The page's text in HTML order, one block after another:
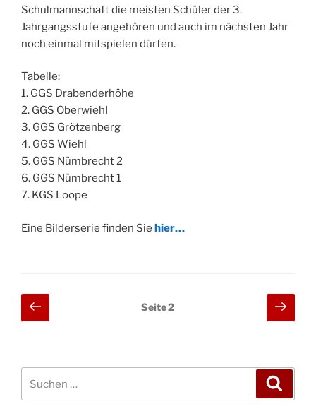
Schulmannschaft die meisten Schüler der 3.
Jahrgangsstufe angehören und auch im nächsten Jahr
noch einmal mitspielen dürfen.
Tabelle:
1. GGS Drabenderhöhe
2. GGS Oberwiehl
3. GGS Grötzenberg
4. GGS Wiehl
5. GGS Nümbrecht 2
6. GGS Nümbrecht 1
7. KGS Loope
Eine Bilderserie finden Sie hier…
Seitennummerierung
der
Vorherige
Seite
Seite2